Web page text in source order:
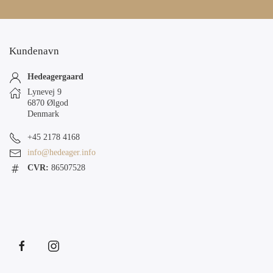
Kundenavn
Hedeagergaard
Lynevej 9
6870 Ølgod
Denmark
+45 2178 4168
info@hedeager.info
CVR: 86507528